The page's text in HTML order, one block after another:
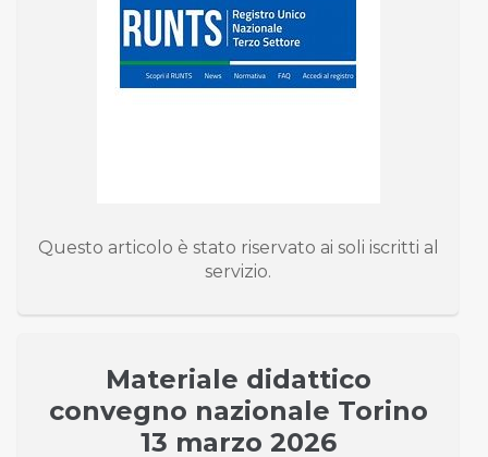
Questo articolo è stato riservato ai soli iscritti al
servizio.
Materiale didattico
convegno nazionale Torino
13 marzo 2026